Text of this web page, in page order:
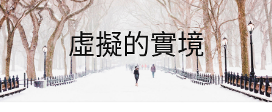
虛擬的實境